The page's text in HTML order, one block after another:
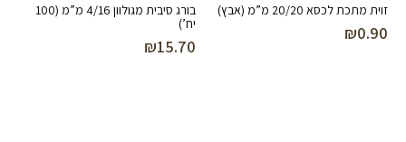
זוית מתכת לכסא 20/20 מ”מ (אבץ)
₪0.90
בורג סיבית מגולוון 4/16 מ”מ (100
יח’)
₪15.70